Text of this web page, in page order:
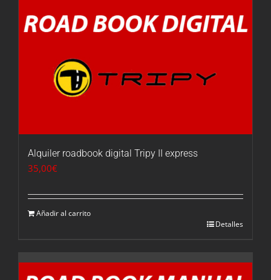
Alquiler roadbook digital Tripy II express
35,00€
Añadir al carrito
Detalles